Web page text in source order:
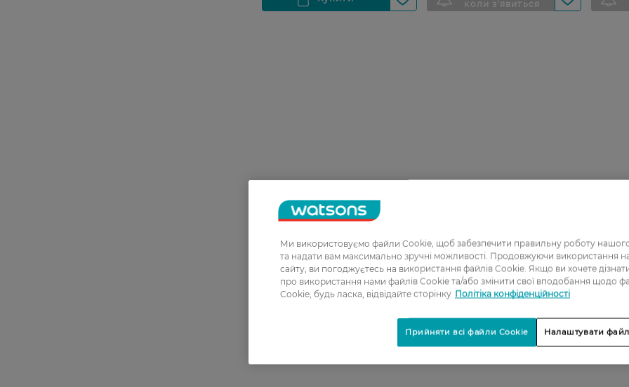
Ми використовуємо файли Cookie, щоб забезпечити правильну роботу
та надати вам максимально зручні можливості. Продовжуючи використання
сайту, ви погоджуєтесь на використання файлів Cookie. Якщо ви хочете
про використання нами файлів Cookie та/або змінити свої вподобання щодо
Cookie, будь ласка, відвідайте сторінку Політіка конфіденційності
Налаштувати
Прийняти всі файли Cookie